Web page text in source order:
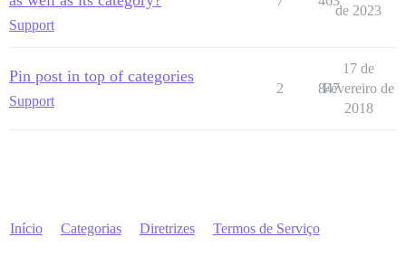
Support
de 2023
Pin post in top of categories
Support
2 847
17 de
Fevereiro de
2018
Início Categorias Diretrizes Termos de Serviço